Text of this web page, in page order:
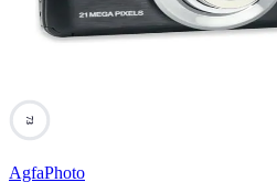
73
AgfaPhoto